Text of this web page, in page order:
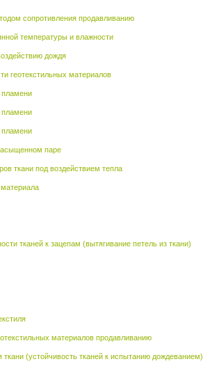
сопротивления продавливанию
температуры и влажности
дождя
геотекстильных материалов
пламени
пламени
пламени
паре
ткани под воздействием тепла
тканей к зацепам (вытягивание петель из ткани)
материалов продавливанию
(устойчивость тканей к испытанию дождеванием)